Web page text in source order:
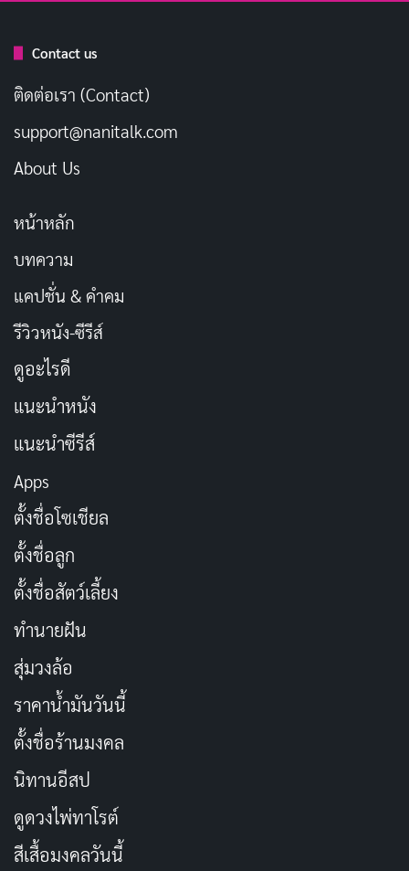
หนังยังสะท้อนถึง
จนถึงเหตุการณ์ในชีวิต แต่เมื่อทรูแมนเริ่มดิ้นรน Christof
ต้องเผชิญกับจริยธรรมของตัวเอง เรื่องราวจบลงด้วยการ
หักมุมที่ชวนลุ้น ทำให้เรารู้สึกเหมือนกำลังดูรายการจริงๆ
Peter Weirผู้กำกับชาวออสเตรเลีย นำเสนอหนังในสไตล์ที่
การถ่ายทอดสด ทำให้เรารู้สึกเหมือนเป็นผู้ชมรายการทีวี
จริงๆ สีสันสดใสของเมือง Seahaven สร้างความรู้สึกอบอุ่น
แต่แฝงความปลอมแปลง เส้นสายเรียบง่ายแต่เต็มไปด้วย
รายละเอียดที่ชวนสงสัย เช่น ท้องฟ้าที่ดูไม่ปกติหรือฝนที่ตก
ฉากที่โดดเด่นคือตอนทรูแมนล่องเรือหนีพายุ มันถ่ายทอด
ความกลัวและความหวังได้อย่างทรงพลัง Weir ใช้เทคนิค
การตัดสลับระหว่างมุมมองของทรูแมนกับห้องควบคุม เพื่อ
แสดงให้เห็นการควบคุมชีวิตคน มันเหมือนเปรียบเทียบกับ
ชีวิตเราในยุคดิจิทัลที่ถูกติดตามทุกฝีก้าว
การออกแบบฉากยังสะท้อนยุค 90 ของอเมริกาได้ดี เมือง
Seahaven ดูเหมือนเมืองในฝัน แต่แฝงความอึดอัด Weir
Contact us
ติดต่อเรา (Contact)
support@nanitalk.com
About Us
หน้าหลัก
บทความ
แคปชั่น & คำคม
รีวิวหนัง-ซีรีส์
ดูอะไรดี
แนะนำหนัง
แนะนำซีรีส์
Apps
ตั้งชื่อโซเชียล
ตั้งชื่อลูก
ตั้งชื่อสัตว์เลี้ยง
ทำนายฝัน
สุ่มวงล้อ
ราคาน้ำมันวันนี้
ตั้งชื่อร้านมงคล
นิทานอีสป
ดูดวงไพ่ทาโรต์
สีเสื้อมงคลวันนี้